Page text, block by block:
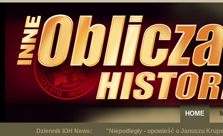
HOME
Dziennik IOH News: Grupa ds. Trudnych chce pełnego